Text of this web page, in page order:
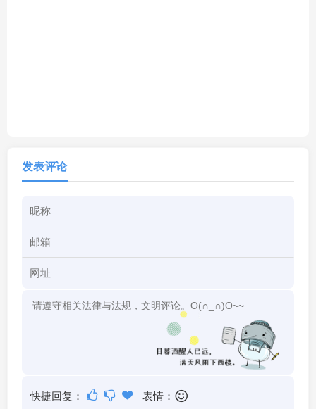
发表评论
快捷回复： 表情：